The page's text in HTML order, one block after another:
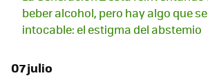
beber alcohol, pero hay algo que
intocable: el estigma del abstemio
07 julio